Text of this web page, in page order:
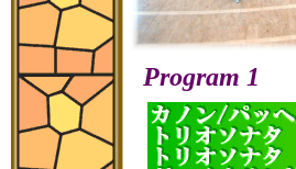
Program 1